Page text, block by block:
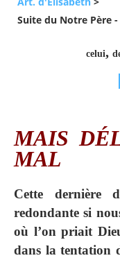
Suite du Notre Père -
celui,
MAIS
MAL
Cette dernière
redondante si
où l’on priait
dans la tentation